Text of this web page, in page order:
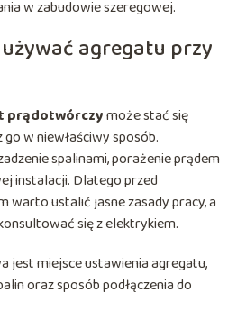
w zabudowie szeregowej.
agregatu przy
prądotwórczymoże stać się
w niewłaściwy sposób.
spalinami, porażenie prądem
instalacji. Dlatego przed
warto ustalić jasne zasady pracy, a
się z elektrykiem.
jest miejsce ustawienia agregatu,
oraz sposób podłączenia do